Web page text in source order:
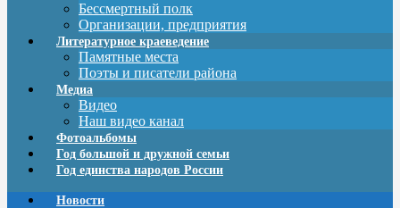
Бессмертный полк
Организации, предприятия
Литературное краеведение
Памятные места
Поэты и писатели района
Медиа
Видео
Наш видео канал
Фотоальбомы
Год большой и дружной семьи
Год единства народов России
Новости